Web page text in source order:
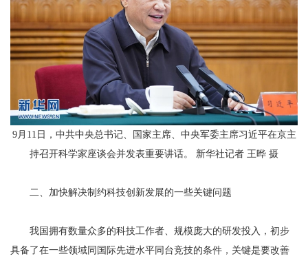
9月11日，中共中央总书记、国家主席、中央军委主席习近平在京主
持召开科学家座谈会并发表重要讲话。 新华社记者 王晔 摄
二、加快解决制约科技创新发展的一些关键问题
我国拥有数量众多的科技工作者、规模庞大的研发投入，初步
具备了在一些领域同国际先进水平同台竞技的条件，关键是要改善